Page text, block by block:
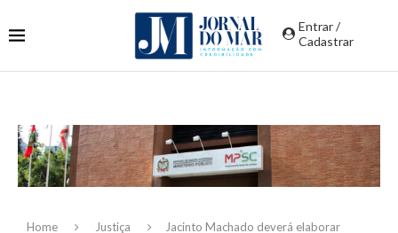
Entrar /
Cadastrar
Home Justiça
Jacinto Machado deverá elaborar